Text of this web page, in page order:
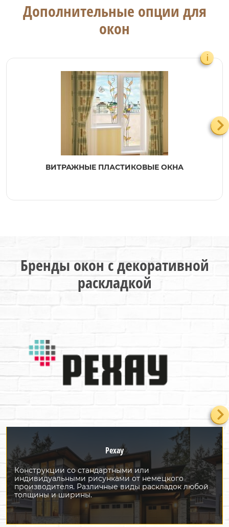
Дополнительные опции для
окон
ВИТРАЖНЫЕ ПЛАСТИКОВЫЕ ОКНА
i
Бренды окон с декоративной
раскладкой
Pexay
Конструкции со стандартными или
индивидуальными рисунками от немецкого
производителя. Различные виды раскладок любой
толщины и ширины.